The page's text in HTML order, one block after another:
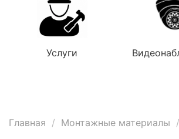
Услуги
Главная Монтажные материалы